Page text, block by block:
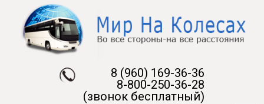
8 (960) 169-36-36
8-800-250-36-28
(звонок бесплатный)